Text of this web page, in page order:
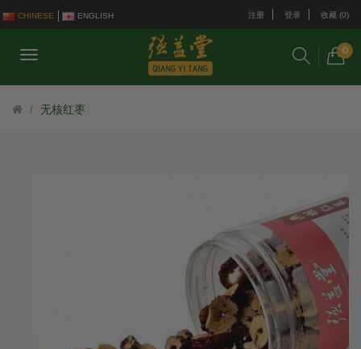
CHINESE ENGLISH 注册 登录 收藏 (0)
0
无核红枣